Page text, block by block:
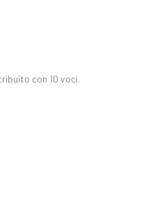
con 10 voci.